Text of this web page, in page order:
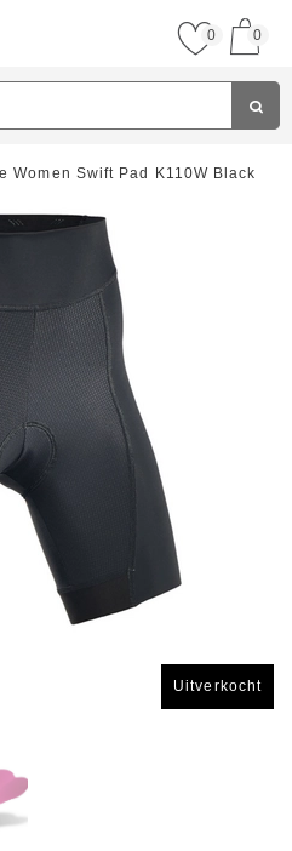
0 0
Women Swift Pad K110W Black
Uitverkocht